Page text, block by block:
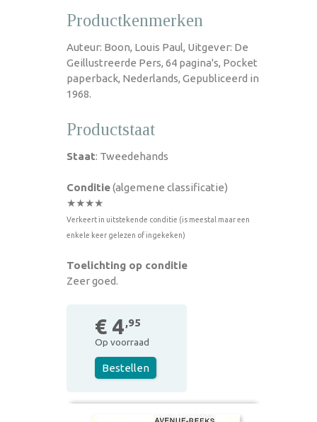
Productkenmerken
Auteur: Boon, Louis Paul, Uitgever: De
Geillustreerde Pers, 64 pagina's, Pocket
paperback, Nederlands, Gepubliceerd in
1968.
Productstaat
Staat: Tweedehands
Conditie(algemene classificatie)
★★★★
Verkeert in uitstekende conditie (is meestal maar een
enkele keer gelezen of ingekeken)
Toelichting op conditie
Zeer goed.
€ 4,95
Op voorraad
Bestellen